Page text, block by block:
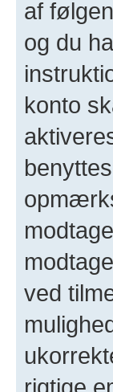
af
og du
konto
ved
rigtige